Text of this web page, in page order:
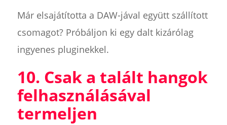
Már elsajátította a DAW-jával együtt szállított
csomagot? Próbáljon ki egy dalt kizárólag
ingyenes pluginekkel.
10. Csak a talált hangok
felhasználásával
termeljen